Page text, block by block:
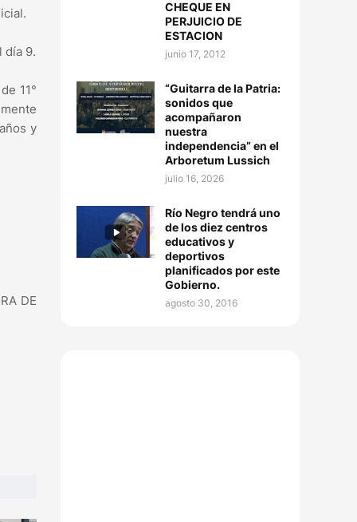
día 9.
11°
y
DE
CHEQUE EN
PERJUICIO DE
ESTACION
junio 17, 2012
“Guitarra de la Patria:
sonidos que
acompañaron
nuestra
independencia” en el
Arboretum Lussich
julio 16, 2026
Río Negro tendrá uno
de los diez centros
educativos y
deportivos
planificados por este
Gobierno.
agosto 30, 2016